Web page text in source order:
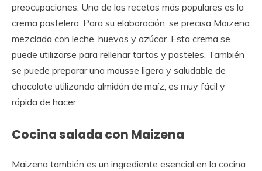
preocupaciones. Una de las recetas más populares es la
crema pastelera. Para su elaboración, se precisa Maizena
mezclada con leche, huevos y azúcar. Esta crema se
puede utilizarse para rellenar tartas y pasteles. También
se puede preparar una mousse ligera y saludable de
chocolate utilizando almidón de maíz, es muy fácil y
rápida de hacer.
Cocina salada con Maizena
Maizena también es un ingrediente esencial en la cocina